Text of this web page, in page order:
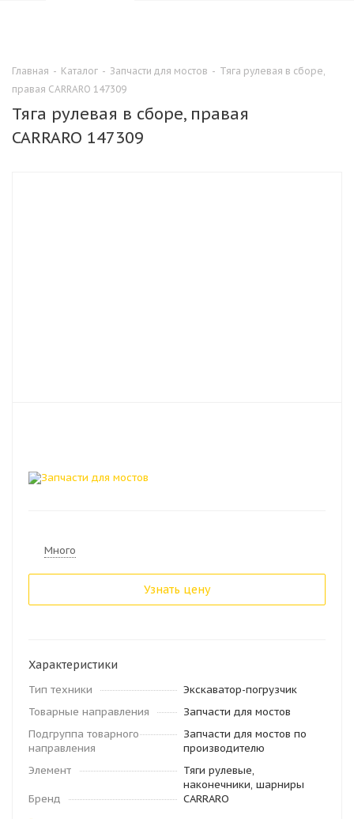
Главная - Каталог - Запчасти для мостов - Тяга рулевая в сборе,
правая CARRARO 147309
Тяга рулевая в сборе, правая
CARRARO 147309
Много
Узнать цену
Характеристики
Тип техники
Экскаватор-погрузчик
Товарные направления
Запчасти для мостов
Подгруппа товарного
направления
Запчасти для мостов по
производителю
Элемент
Тяги рулевые,
наконечники, шарниры
Бренд
CARRARO